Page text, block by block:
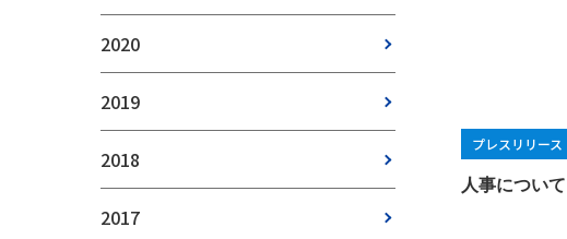
プレスリリース
人事について
2020
2019
2018
2017